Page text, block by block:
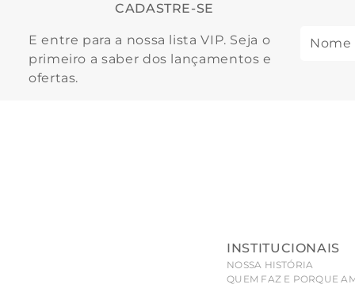
CADASTRE-SE
E entre para a nossa lista VIP. Seja o
primeiro a saber dos lançamentos e
ofertas.
INSTITUCIONAIS
NOSSA HISTÓRIA
QUEM FAZ E PORQUE